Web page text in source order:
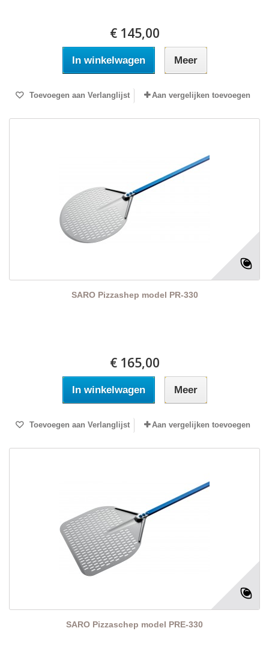
€ 145,00
In winkelwagen Meer
Toevoegen aan Verlanglijst Aan vergelijken toevoegen
SARO Pizzashep model PR-330
€ 165,00
In winkelwagen Meer
Toevoegen aan Verlanglijst Aan vergelijken toevoegen
SARO Pizzaschep model PRE-330